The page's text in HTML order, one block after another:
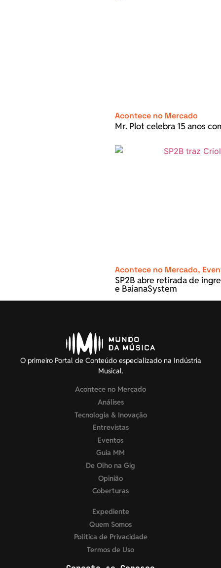
Acontece no Mercado
Mr. Plot celebra 15 anos
Acontece no Mercado,
SP2B abre retirada de
e BaianaSystem
O primeiro Portal de Conteúdo especializado na Indústria
Musical.
Acontece no Mercado
Análises
Tecnologia & Inovação
Entrevistas
Eventos
Guia MM
De Olho na Gig
Opinião
Coberturas
Expediente
Quem Somos
Política de Privacidade
Termos de Uso